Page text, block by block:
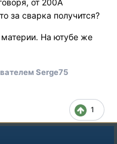
от 200А
за сварка получится?
На ютубе же
Serge75
1